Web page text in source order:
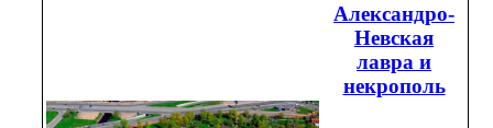
Александро-
Невская
лавра и
некрополь